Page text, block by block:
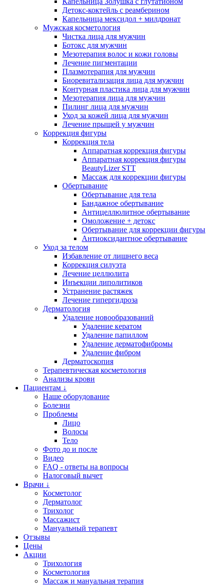
Детокс-коктейль с реамберином
Капельница мексидол + милдронат
Мужская косметология
Чистка лица для мужчин
Ботокс для мужчин
Мезотерапия волос и кожи головы
Лечение пигментации
Плазмотерапия для мужчин
Биоревитализация лица для мужчин
Контурная пластика лица для мужчин
Мезотерапия лица для мужчин
Пилинг лица для мужчин
Уход за кожей лица для мужчин
Лечение прыщей у мужчин
Коррекция фигуры
Коррекция тела
Аппаратная коррекция фигуры
Аппаратная коррекция фигуры
BeautyLizer STT
Массаж для коррекции фигуры
Обертывание
Обертывание для тела
Бандажное обертывание
Антицеллюлитное обертывание
Омоложение + детокс
Обертывание для коррекции фигуры
Антиоксидантное обертывание
Уход за телом
Избавление от лишнего веса
Коррекция силуэта
Лечение целлюлита
Инъекции липолитиков
Устранение растяжек
Лечение гипергидроза
Дерматология
Удаление новообразований
Удаление кератом
Удаление папиллом
Удаление дерматофибромы
Удаление фибром
Дерматоскопия
Терапевтическая косметология
Анализы крови
Пациентам ↓
Наше оборудование
Болезни
Проблемы
Лицо
Волосы
Тело
Фото до и после
Видео
FAQ - ответы на вопросы
Налоговый вычет
Врачи ↓
Косметолог
Дерматолог
Трихолог
Массажист
Мануальный терапевт
Отзывы
Цены
Акции
Трихология
Косметология
Массаж и мануальная терапия